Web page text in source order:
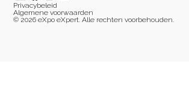
© 2026 eXpo eXpert. Alle rechten voorbehouden.
Privacybeleid
Algemene voorwaarden